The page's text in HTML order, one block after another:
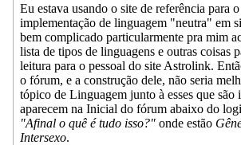
Eu estava usando o site de referência para o
implementação de linguagem "neutra" em
bem complicado particularmente pra mim
lista de tipos de linguagens e outras coisas
leitura para o pessoal do site Astrolink.
o fórum, e a construção dele, não seria
tópico de Linguagem junto à esses que são
aparecem na Inicial do fórum abaixo do
"Afinal o quê é tudo isso?" onde estão
Intersexo.